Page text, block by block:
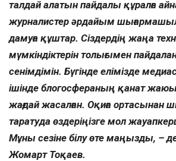
талдай алатын пайдалы құралға
журналистер әрдайым
дамуға құштар. Сіздердің жаңа
мүмкіндіктерін толығымен
сенімдімін. Бүгінде елімізде
ішінде блогосфераның қанат
жағдай жасалған. Оқиға ортасынан
таратуда өздеріңізге мол
Мұны сезіне білу өте маңызды, –
Жомарт Тоқаев.